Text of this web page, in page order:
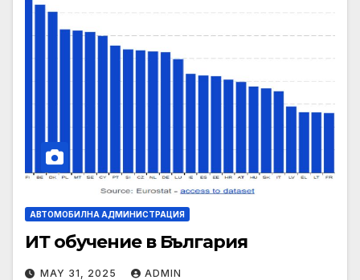
АВТОМОБИЛНА АДМИНИСТРАЦИЯ
ИТ обучение в България
MAY 31, 2025 ADMIN